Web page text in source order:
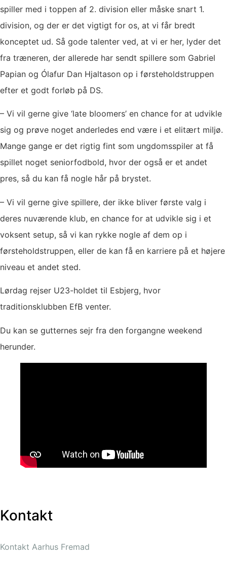
spiller med i toppen af 2. division eller måske snart 1.
division, og der er det vigtigt for os, at vi får bredt
konceptet ud. Så gode talenter ved, at vi er her, lyder det
fra træneren, der allerede har sendt spillere som Gabriel
Papian og Ólafur Dan Hjaltason op i førsteholdstruppen
efter et godt forløb på DS.
– Vi vil gerne give ‘late bloomers’ en chance for at udvikle
sig og prøve noget anderledes end være i et elitært miljø.
Mange gange er det rigtig fint som ungdomsspiler at få
spillet noget seniorfodbold, hvor der også er et andet
pres, så du kan få nogle hår på brystet.
– Vi vil gerne give spillere, der ikke bliver første valg i
deres nuværende klub, en chance for at udvikle sig i et
voksent setup, så vi kan rykke nogle af dem op i
førsteholdstruppen, eller de kan få en karriere på et højere
niveau et andet sted.
Lørdag rejser U23-holdet til Esbjerg, hvor
traditionsklubben EfB venter.
Du kan se gutternes sejr fra den forgangne weekend
herunder.
Kontakt
Kontakt Aarhus Fremad